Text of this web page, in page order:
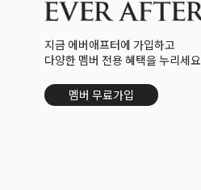
지금 에버애프터에 가입하고
다양한 멤버 전용 혜택을 누리세요
멤버 무료가입